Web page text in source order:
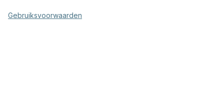
Gebruiksvoorwaarden